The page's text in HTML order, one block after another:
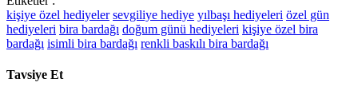
kişiye özel hediyeler sevgiliye hediye yılbaşı hediyeleri özel gün
hediyeleri bira bardağı doğum günü hediyeleri kişiye özel bira
bardağı isimli bira bardağı renkli baskılı bira bardağı
Tavsiye Et